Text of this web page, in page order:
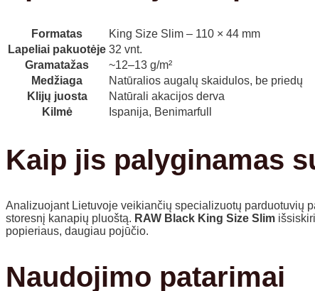
Formatas
King Size Slim – 110 × 44 mm
Lapeliai pakuotėje 32 vnt.
Gramatažas
~12–13 g/m²
Medžiaga
Natūralios augalų skaidulos, be priedų
Klijų juosta
Natūrali akacijos derva
Kilmė
Ispanija, Benimarfull
Kaip jis palyginamas
Analizuojant Lietuvoje veikiančių specializuotų parduotuvių
storesnį kanapių pluoštą. RAW Black King Size Slim
popieriaus, daugiau pojūčio.
Naudojimo patarimai